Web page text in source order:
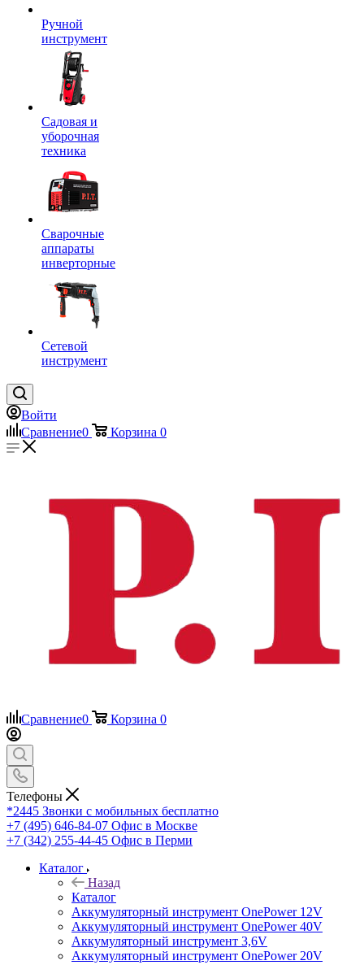
Ручной
инструмент
Садовая и
уборочная
техника
Сварочные
аппараты
инверторные
Сетевой
инструмент
Войти
Сравнение0 Корзина 0
Сравнение0 Корзина 0
Телефоны
*2445 Звонки с мобильных бесплатно
+7 (495) 646-84-07 Офис в Москве
+7 (342) 255-44-45 Офис в Перми
Каталог
Назад
Каталог
Аккумуляторный инструмент OnePower 12V
Аккумуляторный инструмент OnePower 40V
Аккумуляторный инструмент 3,6V
Аккумуляторный инструмент OnePower 20V